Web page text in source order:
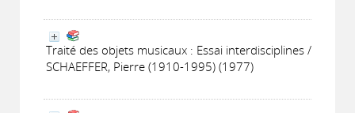
Traité des objets musicaux : Essai interdisciplines /
SCHAEFFER, Pierre (1910-1995) (1977)